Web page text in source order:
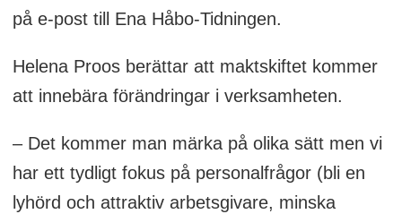
på e-post till Ena Håbo-Tidningen.
Helena Proos berättar att maktskiftet kommer
att innebära förändringar i verksamheten.
– Det kommer man märka på olika sätt men vi
har ett tydligt fokus på personalfrågor (bli en
lyhörd och attraktiv arbetsgivare, minska